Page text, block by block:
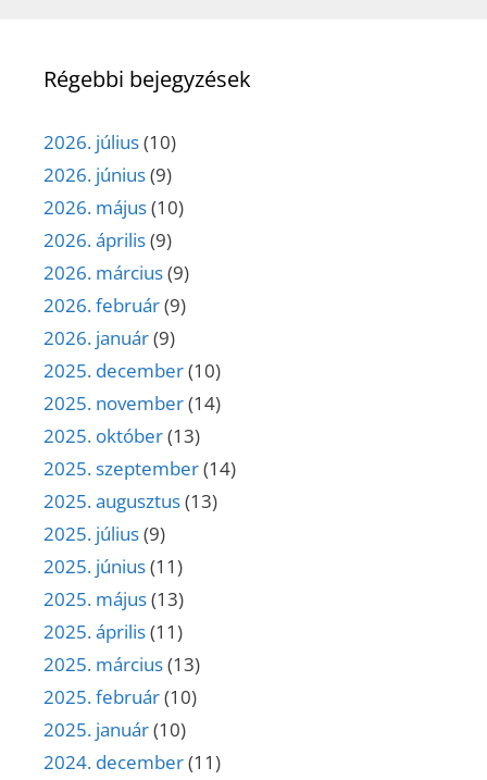
Régebbi bejegyzések
2026. július(10)
2026. június(9)
2026. május(10)
2026. április(9)
2026. március(9)
2026. február(9)
2026. január(9)
2025. december(10)
2025. november(14)
2025. október(13)
2025. szeptember(14)
2025. augusztus(13)
2025. július(9)
2025. június(11)
2025. május(13)
2025. április(11)
2025. március(13)
2025. február(10)
2025. január(10)
2024. december(11)